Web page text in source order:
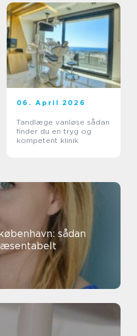
06. April 2026
Tandlæge vanløse sådan
finder du en tryg og
kompetent klinik
sådan